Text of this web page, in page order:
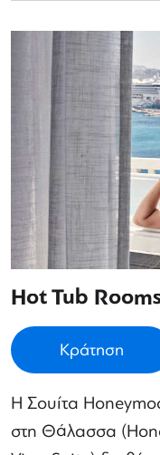
Hot Tub
Κράτηση
Η Σουίτα
στη Θάλασσα